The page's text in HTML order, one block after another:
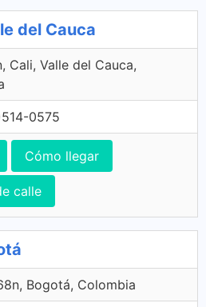
del Cauca
Cali, Valle del Cauca,
0575
Cómo llegar
calle
Bogotá, Colombia